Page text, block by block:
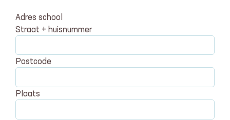
Adres school
Straat + huisnummer
Postcode
Plaats